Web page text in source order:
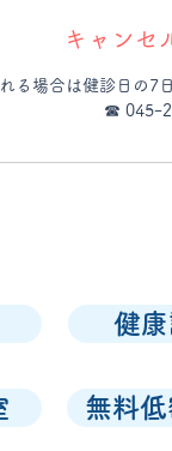
キャンセ
る場合は健診日の7
☎ 045ｰ
健
無料